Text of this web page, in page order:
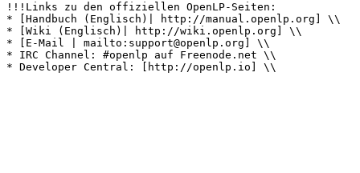
!!!Links zu den offiziellen OpenLP-Seiten:
* [Handbuch (Englisch)| http://manual.openlp.org] \\
* [Wiki (Englisch)| http://wiki.openlp.org] \\
* [E-Mail | mailto:support@openlp.org] \\
* IRC Channel: #openlp auf Freenode.net \\
* Developer Central: [http://openlp.io] \\